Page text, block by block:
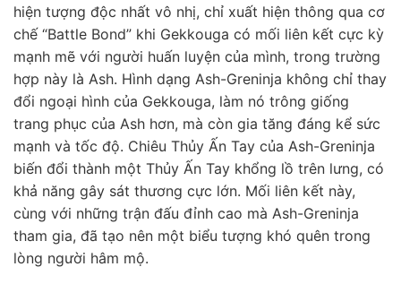
hiện tượng độc nhất vô nhị, chỉ xuất hiện thông qua cơ
chế “Battle Bond” khi Gekkouga có mối liên kết cực kỳ
mạnh mẽ với người huấn luyện của mình, trong trường
hợp này là Ash. Hình dạng Ash-Greninja không chỉ thay
đổi ngoại hình của Gekkouga, làm nó trông giống
trang phục của Ash hơn, mà còn gia tăng đáng kể sức
mạnh và tốc độ. Chiêu Thủy Ấn Tay của Ash-Greninja
biến đổi thành một Thủy Ấn Tay khổng lồ trên lưng, có
khả năng gây sát thương cực lớn. Mối liên kết này,
cùng với những trận đấu đỉnh cao mà Ash-Greninja
tham gia, đã tạo nên một biểu tượng khó quên trong
lòng người hâm mộ.